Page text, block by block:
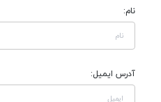
نام:
آدرس ایمیل: